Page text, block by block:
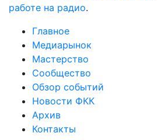
работе на радио.
Главное
Медиарынок
Мастерство
Сообщество
Обзор событий
Новости ФКК
Архив
Контакты